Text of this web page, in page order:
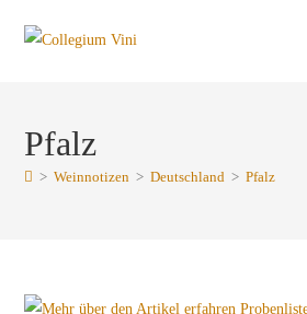
Inhalt
Pfalz
> Weinnotizen > Deutschland > Pfalz